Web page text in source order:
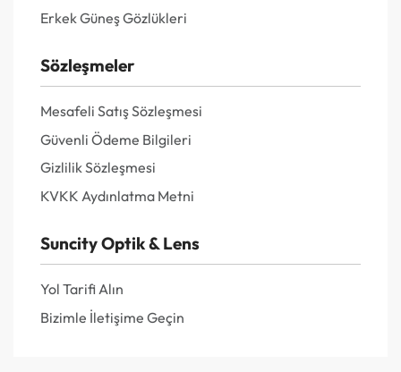
Erkek Güneş Gözlükleri
Sözleşmeler
Mesafeli Satış Sözleşmesi
Güvenli Ödeme Bilgileri
Gizlilik Sözleşmesi
KVKK Aydınlatma Metni
Suncity Optik & Lens
Yol Tarifi Alın
Bizimle İletişime Geçin